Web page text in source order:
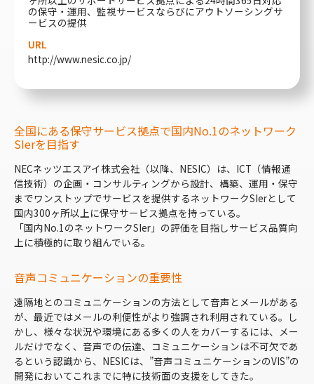
の保守・運用、監視サービスならびにアウトソーシングサ
ービスの提供
URL
http://www.nesic.co.jp/
全国にある保守サービス拠点で国内No.1のネットワーク
SIerを目指す
NECネッツエスアイ株式会社（以降、NESIC）は、ICT（情報通
信技術）の企画・コンサルティングから設計、構築、運用・保守
までワンストップでサービスを提供するネットワークSIerとして
国内300ヶ所以上に保守サービス拠点を持っている。
「国内No.1のネットワークSIer」の評価を目指しサービス品質向
上に積極的に取り組んでいる。
音声コミュニケーションの重要性
遠隔地とのコミュニケーションの方法として音声とメールがある
が、最近ではメールの利便性がより強調され利用されている。し
かし、様々な状況や環境にある多くの人をカバーするには、メー
ルだけでなく、音声での伝達、コミュニケーションは不可欠であ
るという認識から、NESICは、”音声コミュニケーションのVIS”の
開発においてこれまでに特に技術面の支援をしてきた。